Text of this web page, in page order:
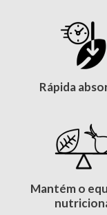
Rápida
Mantém o